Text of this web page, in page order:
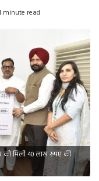
minute read
को मिली 40 लाख रुपए की